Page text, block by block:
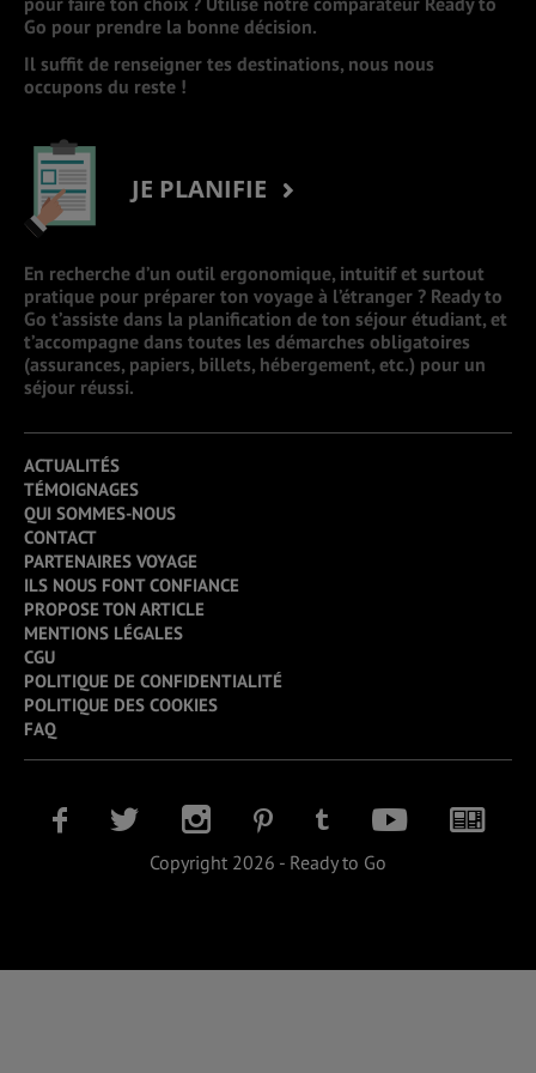
Go pour prendre la bonne décision.
Il suffit de renseigner tes destinations, nous nous
occupons du reste !
JE PLANIFIE
En recherche d’un outil ergonomique, intuitif et surtout
pratique pour préparer ton voyage à l’étranger ? Ready to
Go t’assiste dans la planification de ton séjour étudiant, et
t’accompagne dans toutes les démarches obligatoires
(assurances, papiers, billets, hébergement, etc.) pour un
séjour réussi.
ACTUALITÉS
TÉMOIGNAGES
QUI SOMMES-NOUS
CONTACT
PARTENAIRES VOYAGE
ILS NOUS FONT CONFIANCE
PROPOSE TON ARTICLE
MENTIONS LÉGALES
CGU
POLITIQUE DE CONFIDENTIALITÉ
POLITIQUE DES COOKIES
FAQ
Copyright 2026 - Ready to Go